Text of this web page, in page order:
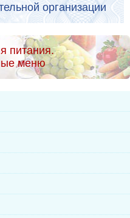
организации
питания.
меню